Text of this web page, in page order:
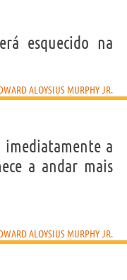
esquecido na
ALOYSIUS MURPHY JR.
a
a andar mais
ALOYSIUS MURPHY JR.